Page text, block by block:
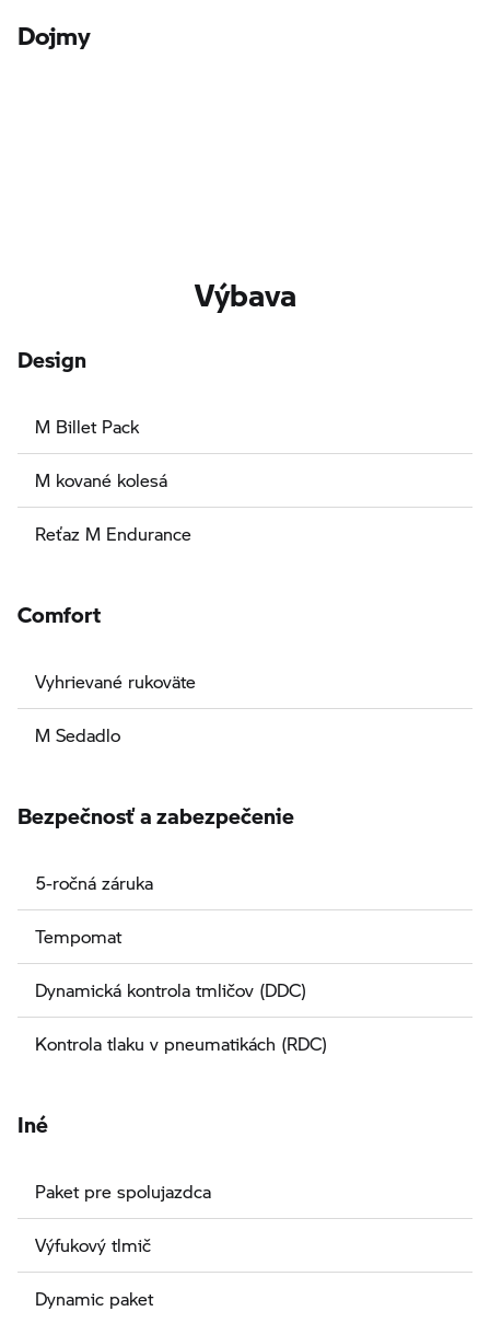
Dojmy
Výbava
Design
M Billet Pack
M kované kolesá
Reťaz M Endurance
Comfort
Vyhrievané rukoväte
M Sedadlo
Bezpečnosť a zabezpečenie
5-ročná záruka
Tempomat
Dynamická kontrola tmličov (DDC)
Kontrola tlaku v pneumatikách (RDC)
Iné
Paket pre spolujazdca
Výfukový tlmič
Dynamic paket